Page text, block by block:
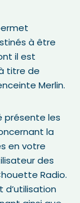
à être
il est
titre de
Merlin.
présente les
la
en votre
des
Radio.
d’utilisation